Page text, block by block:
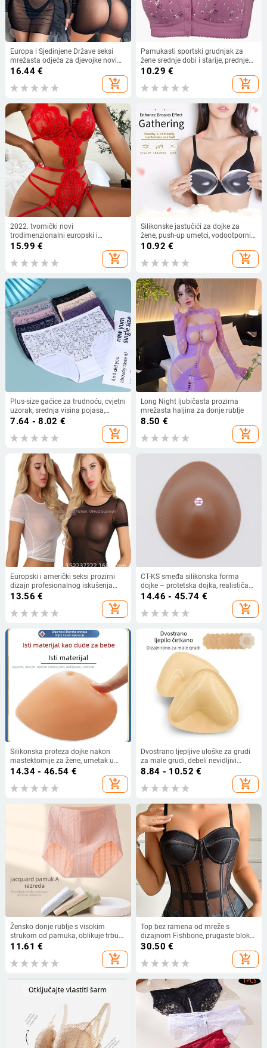
Europa i Sjedinjene Države seksi
mrežasta odjeća za djevojke novi
ljetni bikini iskušenje perspektiva
mrežasti kupaći kostimi s dugim
rukavima za plažu veleprodaja
16.44€
add_shopping_cart
Pamukasti sportski grudnjak za
žene srednje dobi i starije, prednje
kopčanje, tanke šalice, otisak, bez
10.29 €
add_shopping_cart
2022. tvornički novi
trodimenzionalni europski i
američki slatko-pikantni čipkasti
bodi, seksi iskušenje, vanjska
trgovina, donje rublje, seksi
15.99 €
add_shopping_cart
Silikonske jastučići za dojke za
žene, push-up umetci, vodootporni,
prozirni, za male grudi, pogodni za
10.92 €
add_shopping_cart
Plus-size gaćice za trudnoću, cvjetni
uzorak, srednja visina pojasa,
85/15 pamuk, prozračna pletena
7.64 - 8.02 €
add_shopping_cart
Long Night ljubičasta prozirna
mrežasta haljina za donje rublje
8.50 €
add_shopping_cart
Europski i američki seksi prozirni
dizajn profesionalnog iskušenja
djevojka srednje duljine majice
mrežaste kućne ženske pidžame
seksi donje rublje
13.56 €
add_shopping_cart
CT-KS smeđa silikonska forma
dojke – protetska dojka, realističan
izgled, oblikovanje tijela
14.46 - 45.74 €
add_shopping_cart
Silikonska proteza dojke nakon
mastektomije za žene, umetak u
grudnjak
14.34 - 46.54 €
add_shopping_cart
Dvostrano ljepljive uloške za grudi
za male grudi, debeli nevidljivi
umetci za podizanje, trokutasti
8.84 - 10.52 €
add_shopping_cart
Žensko donje rublje s visokim
strukom od pamuka, oblikuje trbuh,
prozračano, antibakterijsko
11.61 €
add_shopping_cart
Top bez ramena od mreže s
dizajnom Fishbone, prugaste blok
boja, otvoren leđa, duljina struka,
30.50 €
add_shopping_cart